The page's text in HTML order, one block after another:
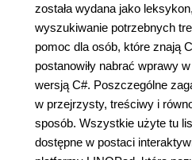
została wydana jako
wyszukiwanie potrzebnych
pomoc dla osób, które znają
postanowiły nabrać wprawy
wersją C#. Poszczególne
w przejrzysty, treściwy i
sposób. Wszystkie użyte tu
dostępne w postaci